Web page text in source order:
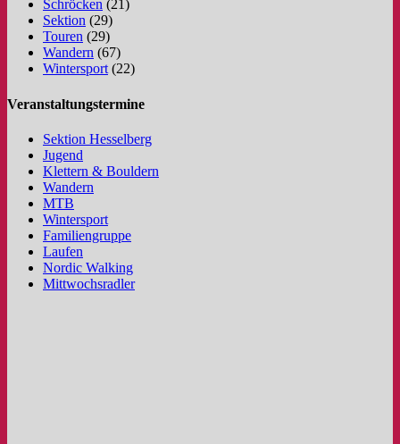
Schröcken (21)
Sektion (29)
Touren (29)
Wandern (67)
Wintersport (22)
Veranstaltungstermine
Sektion Hesselberg
Jugend
Klettern & Bouldern
Wandern
MTB
Wintersport
Familiengruppe
Laufen
Nordic Walking
Mittwochsradler